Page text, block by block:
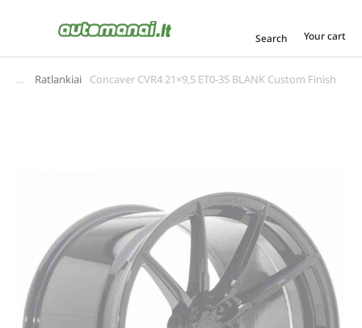
Search Your cart
You are here:
Ratlankiai Concaver CVR4 21×9,5 ET0-35 BLANK Custom Finish